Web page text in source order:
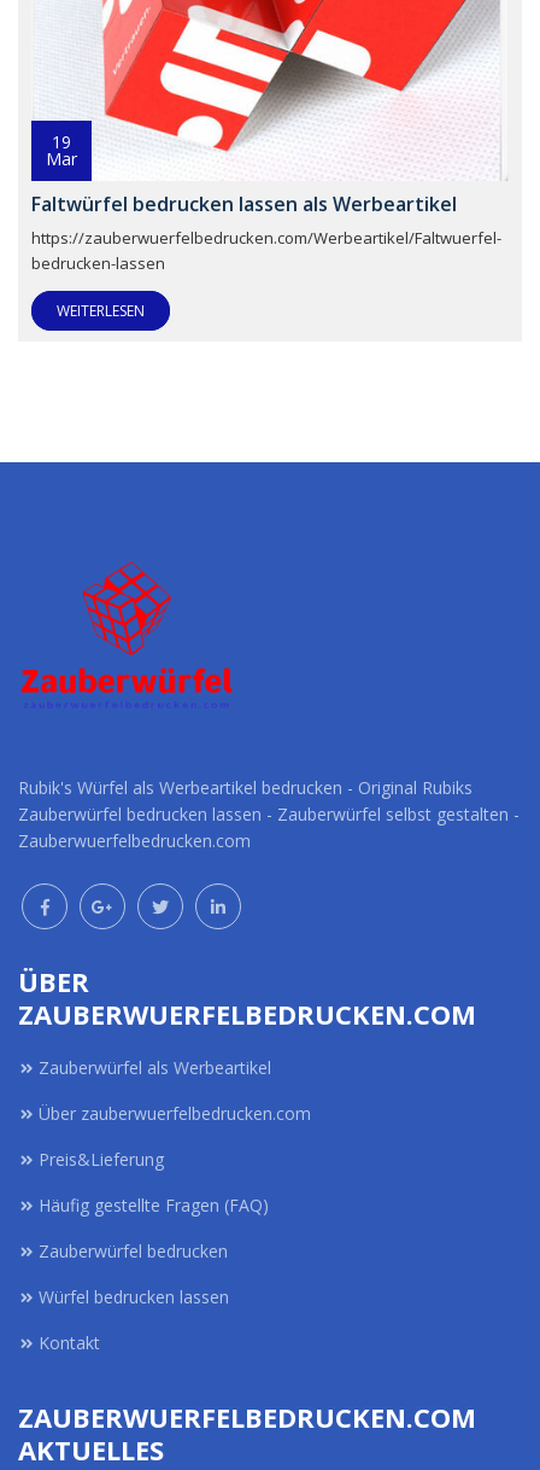
19
Mar
Faltwürfel bedrucken lassen als Werbeartikel
https://zauberwuerfelbedrucken.com/Werbeartikel/Faltwuerfel-
bedrucken-lassen
WEITERLESEN
Rubik's Würfel als Werbeartikel bedrucken - Original Rubiks
Zauberwürfel bedrucken lassen - Zauberwürfel selbst gestalten -
Zauberwuerfelbedrucken.com
ÜBER
ZAUBERWUERFELBEDRUCKEN.COM
Zauberwürfel als Werbeartikel
Über zauberwuerfelbedrucken.com
Preis&Lieferung
Häufig gestellte Fragen (FAQ)
Zauberwürfel bedrucken
Würfel bedrucken lassen
Kontakt
ZAUBERWUERFELBEDRUCKEN.COM
AKTUELLES